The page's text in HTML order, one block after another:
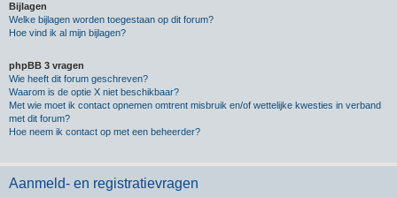
Bijlagen
Welke bijlagen worden toegestaan op dit forum?
Hoe vind ik al mijn bijlagen?
phpBB 3 vragen
Wie heeft dit forum geschreven?
Waarom is de optie X niet beschikbaar?
Met wie moet ik contact opnemen omtrent misbruik en/of wettelijke kwesties in verband
met dit forum?
Hoe neem ik contact op met een beheerder?
Aanmeld- en registratievragen